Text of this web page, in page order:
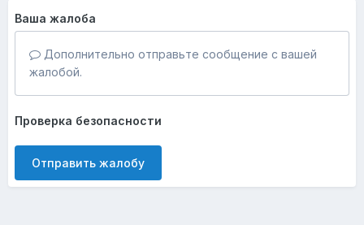
Ваша жалоба
Дополнительно отправьте сообщение с вашей
жалобой.
Проверка безопасности
Отправить жалобу